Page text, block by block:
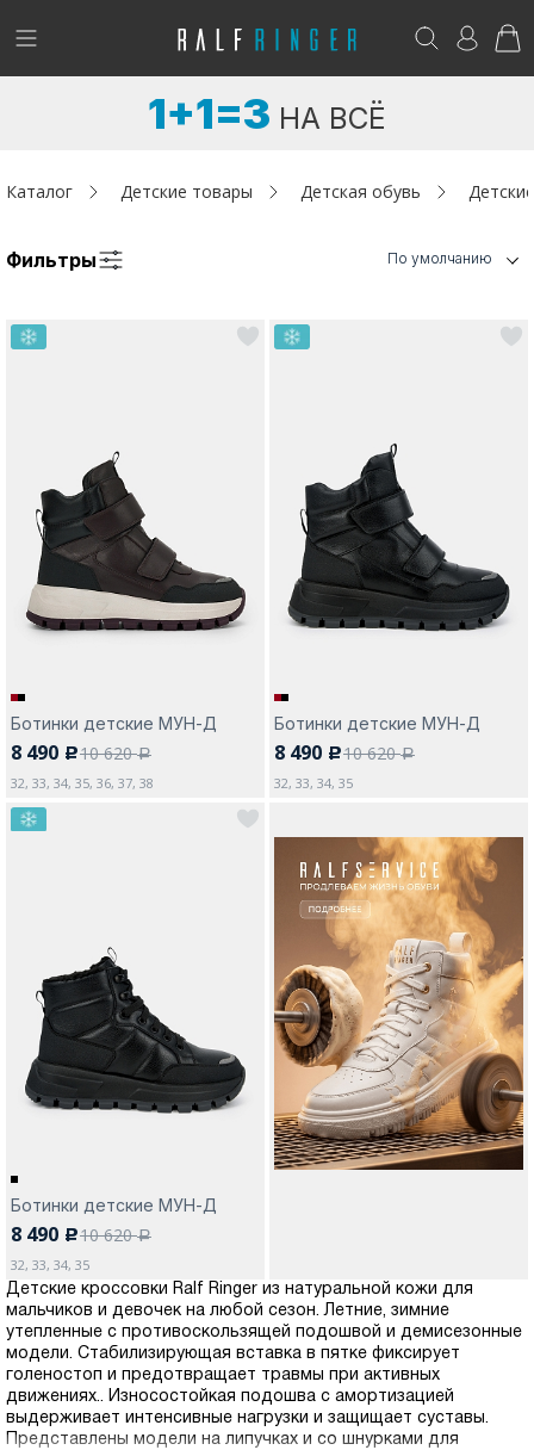
!
Женщинам
Акции / Новости
Адреса магазинов
Да, все верно Изменить город
Возникли вопросы? - club@ralf.ru
1+1=3 НА ВСЁ
Каталог Детские товары Детская обувь
Фильтры По умолчанию
Ботинки детские МУН-Д
8 490 c10 620a
32, 33, 34, 35, 36, 37, 38
Ботинки детские МУН-Д
8 490 c10 620a
32, 33, 34, 35
Ботинки детские МУН-Д
8 490 c10 620a
32, 33, 34, 35
Детские кроссовки Ralf Ringer из натуральной кожи для
мальчиков и девочек на любой сезон. Летние, зимние
утепленные с противоскользящей подошвой и демисезонные
модели. Стабилизирующая вставка в пятке фиксирует
голеностоп и предотвращает травмы при активных
движениях.. Износостойкая подошва с амортизацией
выдерживает интенсивные нагрузки и защищает суставы.
Представлены модели на липучках и со шнурками для